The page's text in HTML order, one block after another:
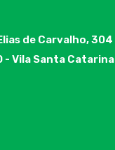
de Carvalho, 304
- Vila Santa Catarina